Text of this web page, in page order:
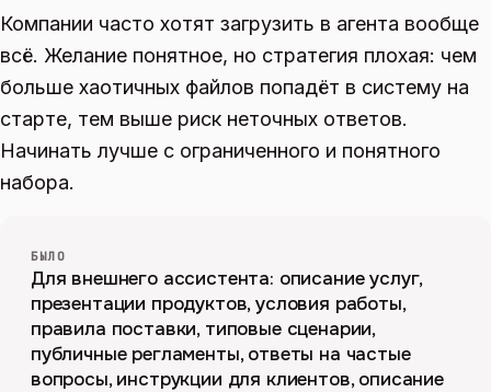
Компании часто хотят загрузить в агента вообще
всё. Желание понятное, но стратегия плохая: чем
больше хаотичных файлов попадёт в систему на
старте, тем выше риск неточных ответов.
Начинать лучше с ограниченного и понятного
набора.
БЫЛО
Для внешнего ассистента: описание услуг,
презентации продуктов, условия работы,
правила поставки, типовые сценарии,
публичные регламенты, ответы на частые
вопросы, инструкции для клиентов, описание